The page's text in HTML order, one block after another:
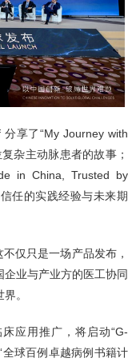
享了“My Journey with
杂主动脉患者的故事；
in China, Trusted by
任的实践经验与未来期
仅只是一场产品发布，
业与产业方的医工协同
。
应用推广，将启动“G-
球百例卓越病例书籍计